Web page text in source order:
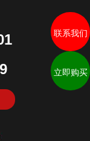
联系我们
立即购买